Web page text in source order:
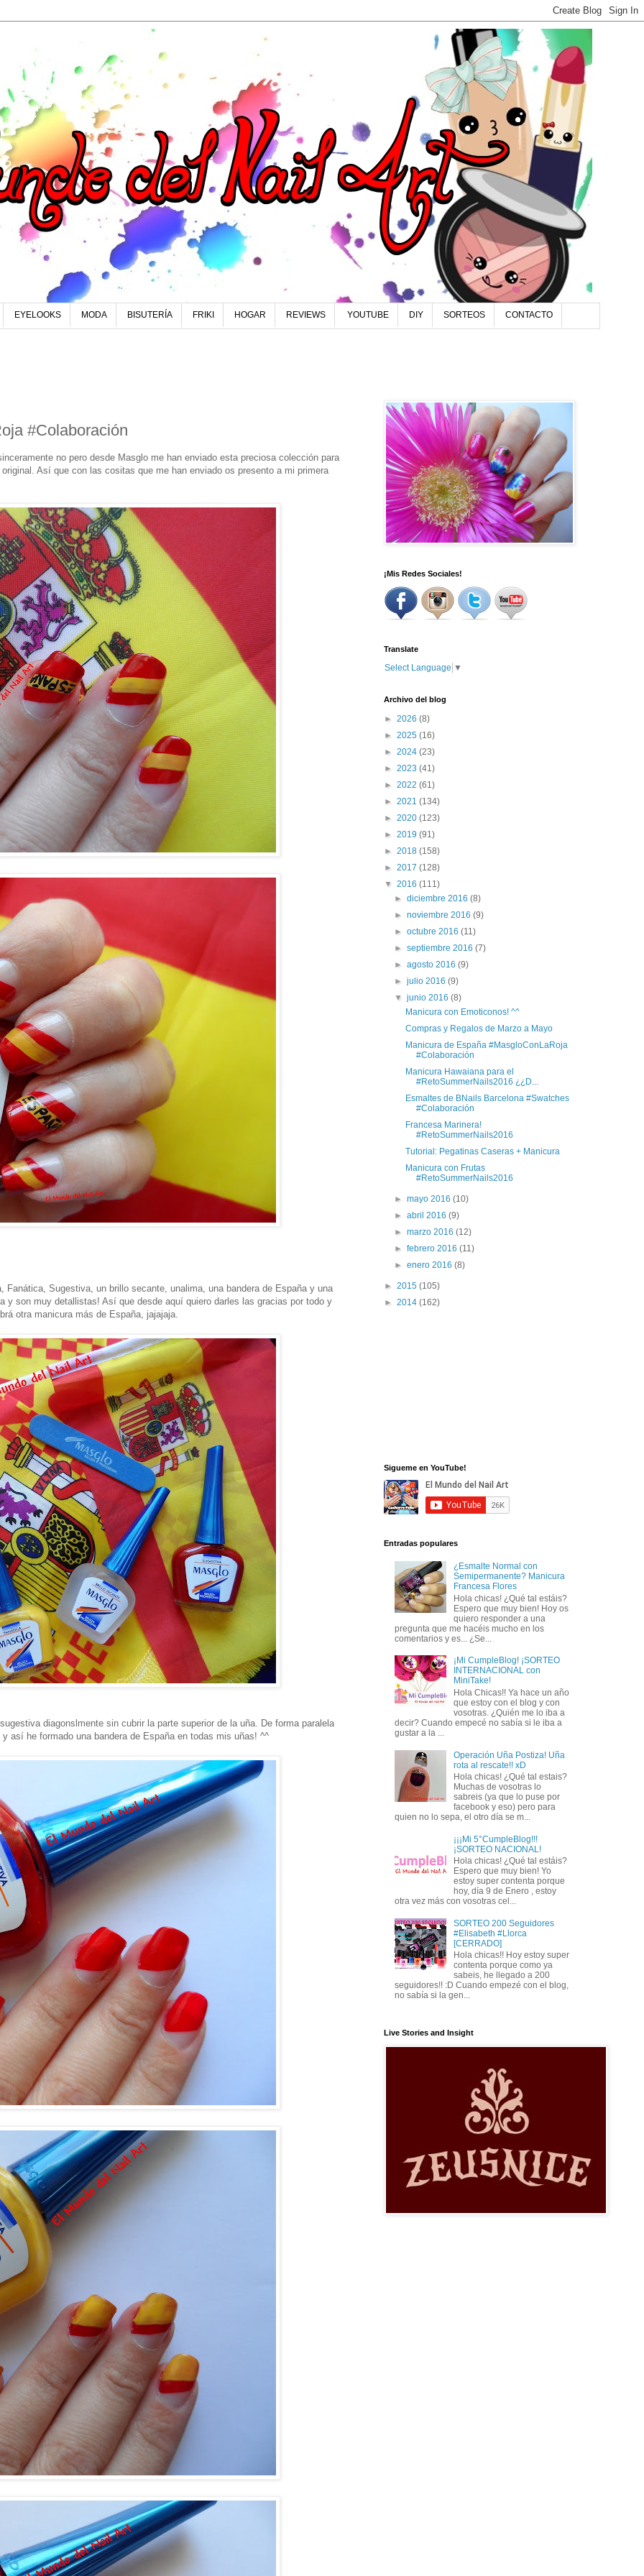
EYELOOKS MODA BISUTERÍA FRIKI HOGAR REVIEWS YOUTUBE DIY SORTEOS CONTACTO
#Colaboración
no pero desde Masglo me han enviado esta preciosa colección para
Así que con las cositas que me han enviado os presento a mi primera
Sugestiva, un brillo secante, unalima, una bandera de España y una
y son muy detallistas! Así que desde aquí quiero darles las gracias por todo y
otra manicura más de España, jajajaja.
diagonslmente sin cubrir la parte superior de la uña. De forma paralela
así he formado una bandera de España en todas mis uñas! ^^
¡Mis Redes Sociales!
Translate
Select Language ▼
Archivo del blog
► 2026 (8)
► 2025 (16)
► 2024 (23)
► 2023 (41)
► 2022 (61)
► 2021 (134)
► 2020 (123)
► 2019 (91)
► 2018 (158)
► 2017 (128)
▼ 2016 (111)
►diciembre 2016(8)
►noviembre 2016(9)
►octubre 2016(11)
►septiembre 2016(7)
►agosto 2016(9)
►julio 2016(9)
▼junio 2016(8)
Manicura con Emoticonos! ^^
Compras y Regalos de Marzo a Mayo
Manicura de España #MasgloConLaRoja
#Colaboración
Manicura Hawaiana para el
#RetoSummerNails2016 ¿¿D...
Esmaltes de BNails Barcelona #Swatches
#Colaboración
Francesa Marinera!
#RetoSummerNails2016
Tutorial: Pegatinas Caseras + Manicura
Manicura con Frutas
#RetoSummerNails2016
►mayo 2016(10)
►abril 2016(9)
►marzo 2016(12)
►febrero 2016(11)
►enero 2016(8)
► 2015 (105)
► 2014 (162)
Sigueme en YouTube!
Entradas populares
¿Esmalte Normal con
Semipermanente? Manicura
Francesa Flores
Hola chicas! ¿Qué tal estáis?
Espero que muy bien! Hoy os
quiero responder a una
pregunta que me hacéis mucho en los
comentarios y es... ¿Se...
¡Mi CumpleBlog! ¡SORTEO
INTERNACIONAL con
MiniTake!
Hola Chicas!! Ya hace un año
que estoy con el blog y con
vosotras. ¿Quién me lo iba a
decir? Cuando empecé no sabía si le iba a
gustar a la ...
Operación Uña Postiza! Uña
rota al rescate!! xD
Hola chicas! ¿Qué tal estais?
Muchas de vosotras lo
sabreis (ya que lo puse por
facebook y eso) pero para
quien no lo sepa, el otro día se m...
¡¡¡Mi 5°CumpleBlog!!!
¡SORTEO NACIONAL!
Hola chicas! ¿Qué tal estáis?
Espero que muy bien! Yo
estoy super contenta porque
hoy, día 9 de Enero , estoy
otra vez más con vosotras cel...
SORTEO 200 Seguidores
#Elisabeth #Llorca
[CERRADO]
Hola chicas!! Hoy estoy super
contenta porque como ya
sabeis, he llegado a 200
seguidores!! :D Cuando empezé con el blog,
no sabía si la gen...
Live Stories and Insight